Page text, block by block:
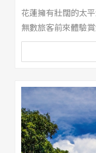
花蓮擁有壯闊的太
無數旅客前來體驗
巧身影，還是巨型
麼，花蓮賞鯨的最
最佳季節、挑選早
的海上冒險。